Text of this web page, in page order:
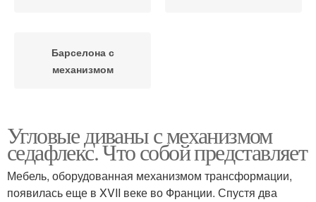
Барселона с
механизмом
Угловые диваны с механизмом
седафлекс. Что собой представляет
Мебель, оборудованная механизмом трансформации,
появилась еще в XVII веке во Франции. Спустя два